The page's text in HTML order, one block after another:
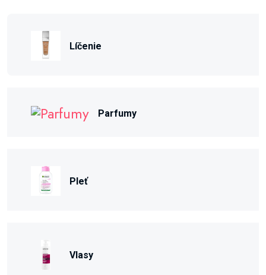
Líčenie
Parfumy
Pleť
Vlasy